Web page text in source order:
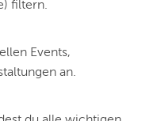
filtern.
Events,
an.